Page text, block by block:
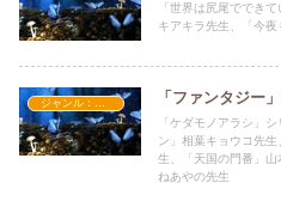
「世界は尻尾ででき
キアキラ先生、「今
ジャンル：ファンタジー 「ファンタジー
「ケダモノアラシ」
ン」相葉キョウコ先
生、「天国の門番」
ねあやの先生